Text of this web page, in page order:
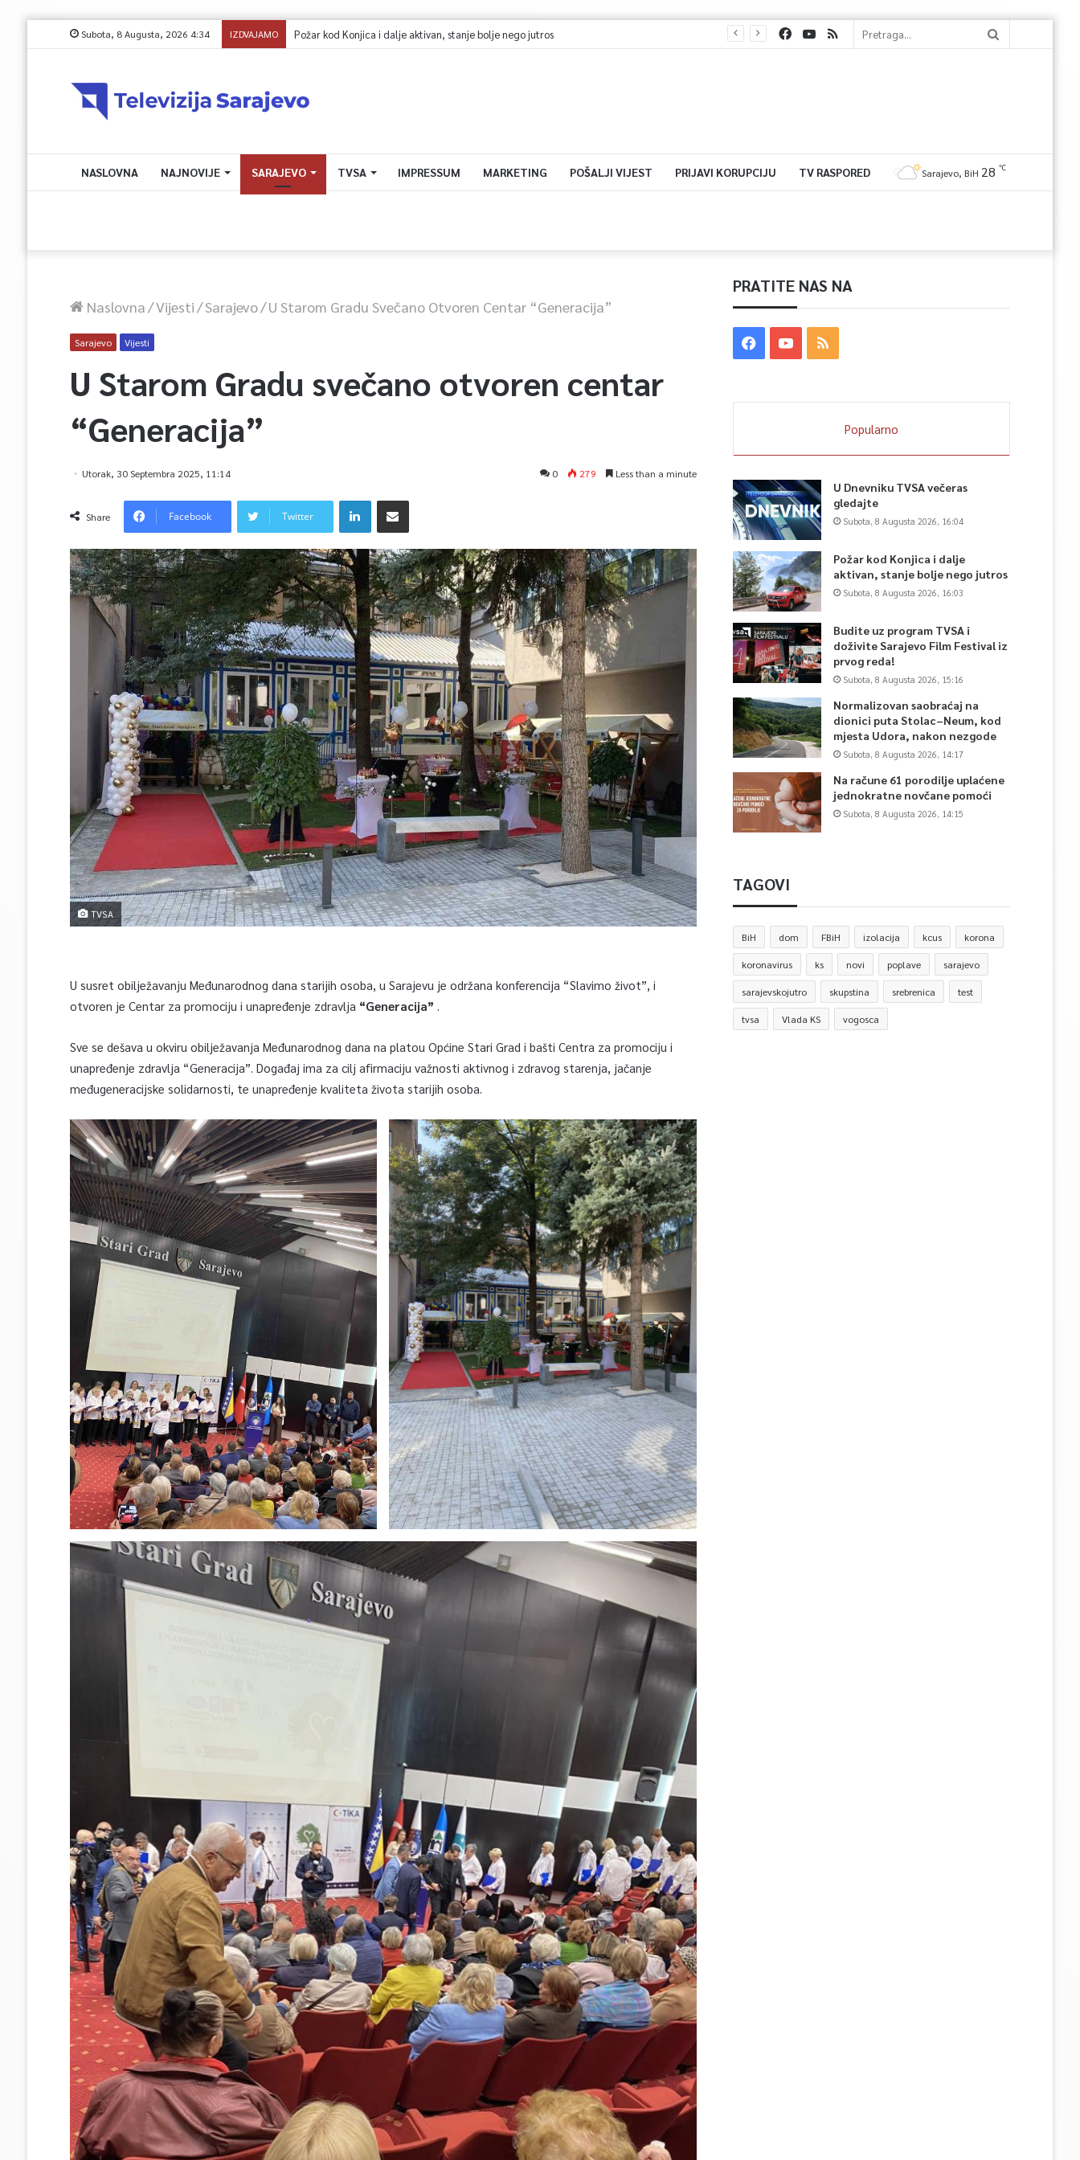
Subota, 8 Augusta, 2026 4:34 IZDVAJAMO Budite uz program TVSA i doživite Sarajevo Film Festival iz prvog reda!
NASLOVNA NAJNOVIJE SARAJEVO TVSA IMPRESSUM MARKETING POŠALJI VIJEST PRIJAVI KORUPCIJU TV RASPORED Sarajevo, BiH 28 ℃
Naslovna/Vijesti/Sarajevo/U Starom Gradu Svečano Otvoren Centar “Generacija”
Sarajevo Vijesti
U Starom Gradu svečano otvoren centar
“Generacija”
Utorak, 30 Septembra 2025, 11:14 0 279 Less than a minute
Share Facebook Twitter
TVSA
U susret obilježavanju Međunarodnog dana starijih osoba, u Sarajevu je održana konferencija “Slavimo život”, i
otvoren je Centar za promociju i unapređenje zdravlja “Generacija” .
Sve se dešava u okviru obilježavanja Međunarodnog dana na platou Općine Stari Grad i bašti Centra za promociju i
unapređenje zdravlja “Generacija”. Događaj ima za cilj afirmaciju važnosti aktivnog i zdravog starenja, jačanje
međugeneracijske solidarnosti, te unapređenje kvaliteta života starijih osoba.
PRATITE NAS NA
Popularno
U Dnevniku TVSA večeras
gledajte
Subota, 8 Augusta 2026, 16:04
Požar kod Konjica i dalje
aktivan, stanje bolje nego jutros
Subota, 8 Augusta 2026, 16:03
Budite uz program TVSA i
doživite Sarajevo Film Festival iz
prvog reda!
Subota, 8 Augusta 2026, 15:16
Normalizovan saobraćaj na
dionici puta Stolac–Neum, kod
mjesta Udora, nakon nezgode
Subota, 8 Augusta 2026, 14:17
Na račune 61 porodilje uplaćene
jednokratne novčane pomoći
Subota, 8 Augusta 2026, 14:15
TAGOVI
BiH dom FBiH izolacija kcus korona
koronavirus ks novi poplave sarajevo
sarajevskojutro skupstina srebrenica test
tvsa Vlada KS vogosca